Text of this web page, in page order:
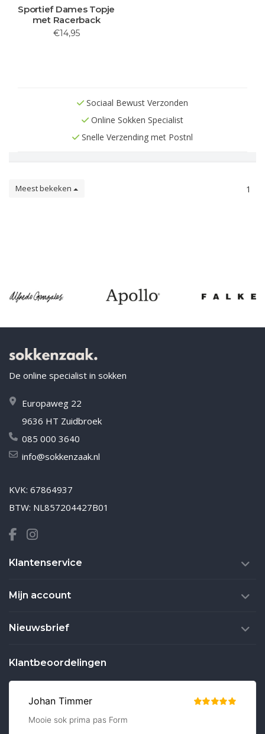
Sportief Dames Topje
met Racerback
€14,95
Sociaal Bewust Verzonden
Online Sokken Specialist
Snelle Verzending met Postnl
Meest bekeken 1
De online specialist in sokken
Europaweg 22
9636 HT Zuidbroek
085 000 3640
info@sokkenzaak.nl
KVK: 67864937
BTW: NL857204427B01
Klantenservice
Mijn account
Nieuwsbrief
Klantbeoordelingen